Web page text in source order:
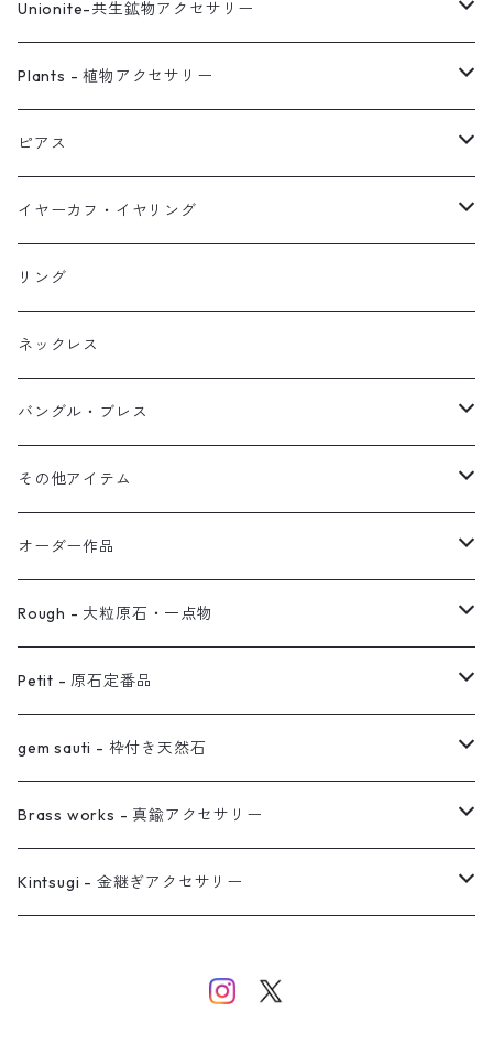
Unionite-共生鉱物アクセサリー
ピアス
ネックレス
イヤーカフ
イヤリング
Plants - 植物アクセサリー
ピアス
ネックレス
リング
ブレス
オブジェ
イヤーカフ
ピアス
スタッド・一粒
フック・ぶら下がり
フープ
イヤーカフ・イヤリング
原石イヤーカフ
植物イヤーカフ
ぶら下がりイヤーカフ
2連イヤーカフ
イヤリング対応
ノンホールピアス
オーダー用ページ
真鍮イヤーカフ
リング
ネックレス
バングル・ブレス
ブレスレット
バングル
その他アイテム
ブローチ
ヘアアクセサリー
オーダー作品
リング
ネックレス
ピアス
イヤーカフ
バングル
Rough - 大粒原石・一点物
ピアス
リング
ネックレス
イヤーカフ
Petit - 原石定番品
ピアス
リング
ネックレス
gem sauti - 枠付き天然石
ピアス
ネックレス
Brass works - 真鍮アクセサリー
リング
Kintsugi - 金継ぎアクセサリー